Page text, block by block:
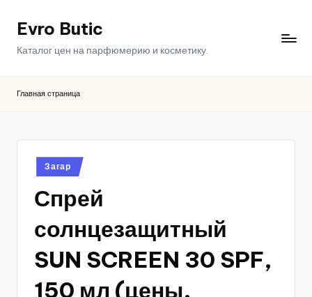
ПерейтиEvro Butic
Каталог цен на парфюмерию и косметику.
Главная страница
Опубликовано
в
Загар
Спрей
солнцезащитный
SUN SCREEN 30 SPF,
150 мл (цены,